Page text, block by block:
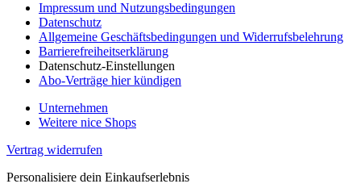
Impressum und Nutzungsbedingungen
Datenschutz
Allgemeine Geschäftsbedingungen und Widerrufsbelehrung
Barrierefreiheitserklärung
Datenschutz-Einstellungen
Abo-Verträge hier kündigen
Unternehmen
Weitere nice Shops
Vertrag widerrufen
Personalisiere dein Einkaufserlebnis